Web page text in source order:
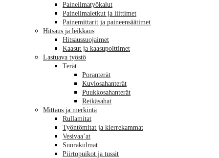
Paineilmatyökalut
Paineilmaletkut ja liittimet
Painemittarit ja paineensäätimet
Hitsaus ja leikkaus
Hitsaussuojaimet
Kaasut ja kaasupolttimet
Lastuava työstö
Terät
Poranterät
Kuviosahanterät
Puukkosahanterät
Reikäsahat
Mittaus ja merkintä
Rullamitat
Työntömitat ja kierrekammat
Vesivaa’at
Suorakulmat
Piirtopuikot ja tussit